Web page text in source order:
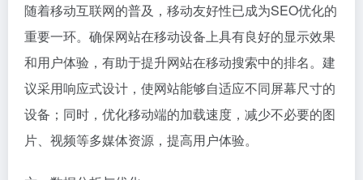
随着移动互联网的普及，移动友好性已成为SEO优化的
重要一环。确保网站在移动设备上具有良好的显示效果
和用户体验，有助于提升网站在移动搜索中的排名。建
议采用响应式设计，使网站能够自适应不同屏幕尺寸的
设备；同时，优化移动端的加载速度，减少不必要的图
片、视频等多媒体资源，提高用户体验。